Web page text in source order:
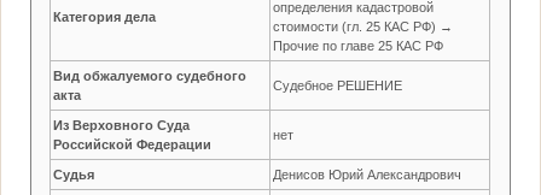
Категория дела
определения кадастровой
стоимости (гл. 25 КАС РФ) →
Прочие по главе 25 КАС РФ
Вид обжалуемого судебного
акта
Судебное РЕШЕНИЕ
Из Верховного Суда
Российской Федерации
нет
Судья Денисов Юрий Александрович